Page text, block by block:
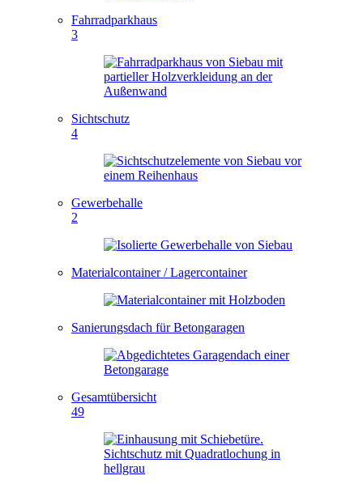
Fahrradparkhaus
3
Sichtschutz
4
Gewerbehalle
2
Materialcontainer / Lagercontainer
Sanierungsdach für Betongaragen
Gesamtübersicht
49